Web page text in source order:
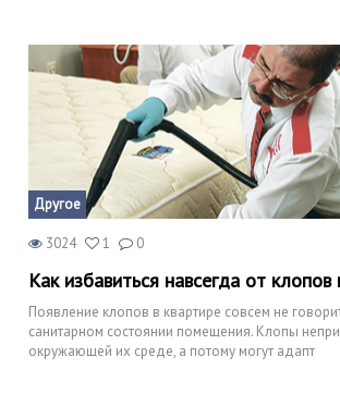
Другое
3024 1 0
Как избавиться навсегда от клопов
Появление клопов в квартире совсем не
санитарном состоянии помещения. Клопы
окружающей их среде, а потому могут адапт